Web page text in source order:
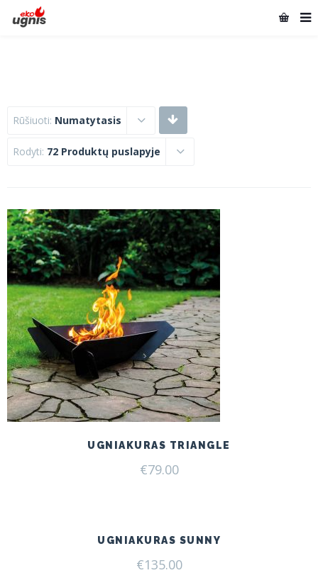
Rūšiuoti: Numatytasis
Rodyti: 72 Produktų puslapyje
UGNIAKURAS TRIANGLE
€79.00
UGNIAKURAS SUNNY
€135.00